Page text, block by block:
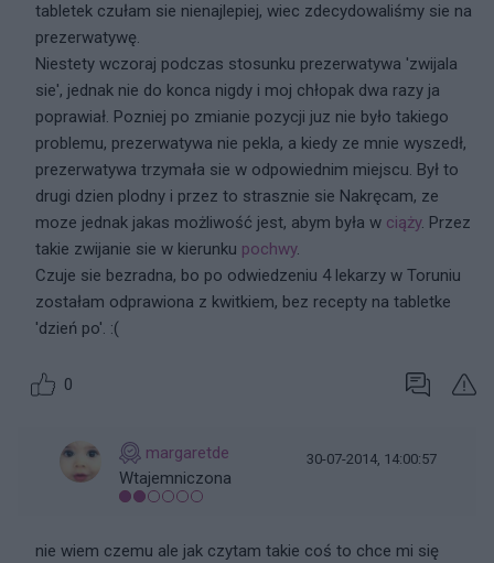
tabletek czułam sie nienajlepiej, wiec zdecydowaliśmy sie na
prezerwatywę.
Niestety wczoraj podczas stosunku prezerwatywa 'zwijala
sie', jednak nie do konca nigdy i moj chłopak dwa razy ja
poprawiał. Pozniej po zmianie pozycji juz nie było takiego
problemu, prezerwatywa nie pekla, a kiedy ze mnie wyszedł,
prezerwatywa trzymała sie w odpowiednim miejscu. Był to
drugi dzien plodny i przez to strasznie sie Nakręcam, ze
moze jednak jakas możliwość jest, abym była w ciąży. Przez
takie zwijanie sie w kierunku pochwy.
Czuje sie bezradna, bo po odwiedzeniu 4 lekarzy w Toruniu
zostałam odprawiona z kwitkiem, bez recepty na tabletke
'dzień po'. :(
0
margaretde
Wtajemniczona
30-07-2014, 14:00:57
nie wiem czemu ale jak czytam takie coś to chce mi się